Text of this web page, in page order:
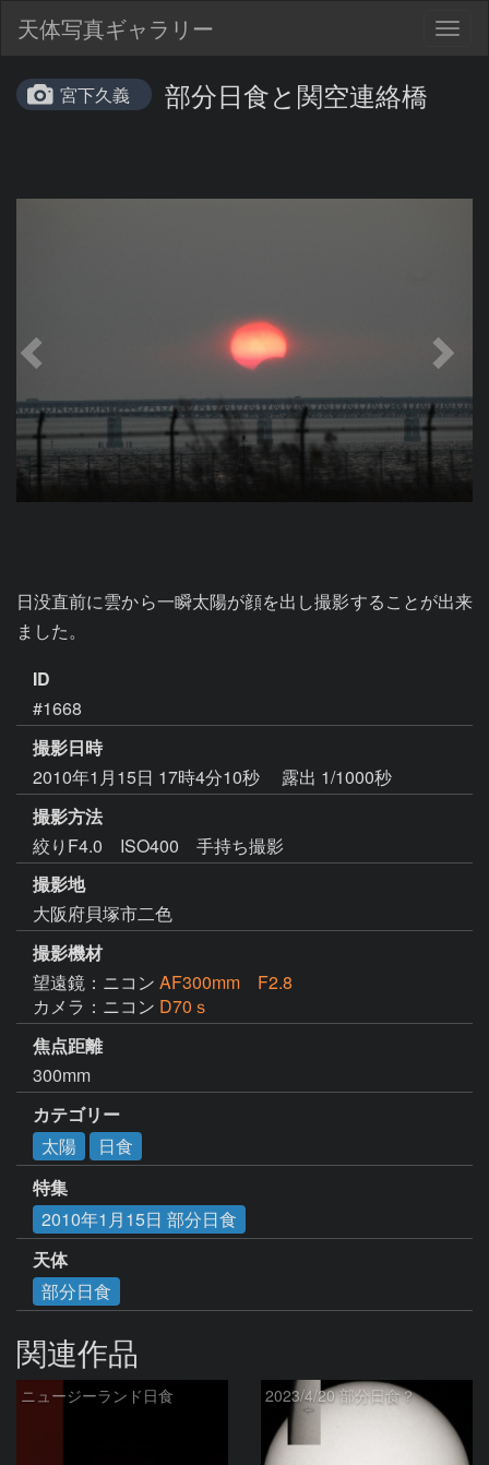
天体写真ギャラリー
宮下久義 部分日食と関空連絡橋
日没直前に雲から一瞬太陽が顔を出し撮影することが出来
ました。
ID
#1668
撮影日時
2010年1月15日 17時4分10秒
露出 1/1000秒
撮影方法
絞りF4.0 ISO400 手持ち撮影
撮影地
大阪府貝塚市二色
撮影機材
望遠鏡：ニコン AF300mm F2.8
カメラ：ニコン D70ｓ
焦点距離
300mm
カテゴリー
太陽
日食
特集
2010年1月15日 部分日食
天体
部分日食
関連作品
ニュージーランド日食 2023/4/20 部分日食？